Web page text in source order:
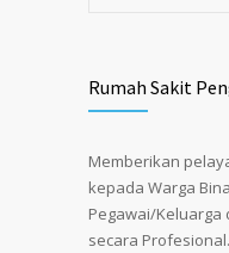
Rumah Sakit
Memberikan
kepada Warga
Pegawai/Keluarga
secara Profesional.